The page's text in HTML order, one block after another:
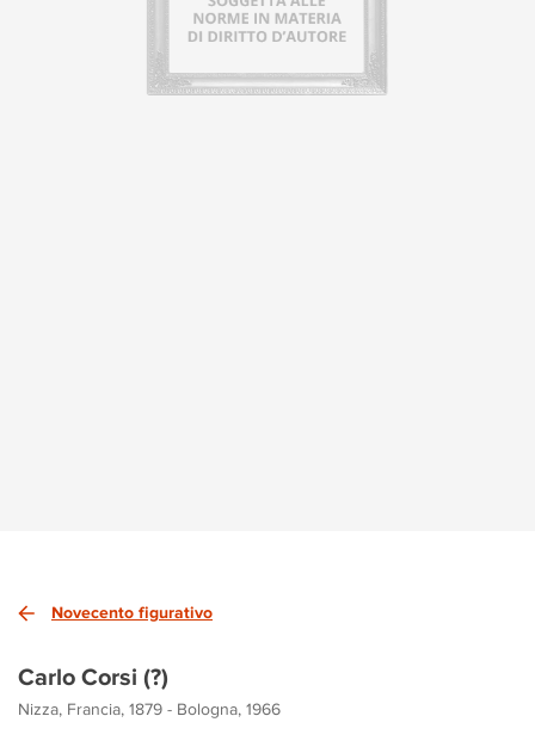
Novecento figurativo
Carlo Corsi (?)
Nizza, Francia, 1879 - Bologna, 1966